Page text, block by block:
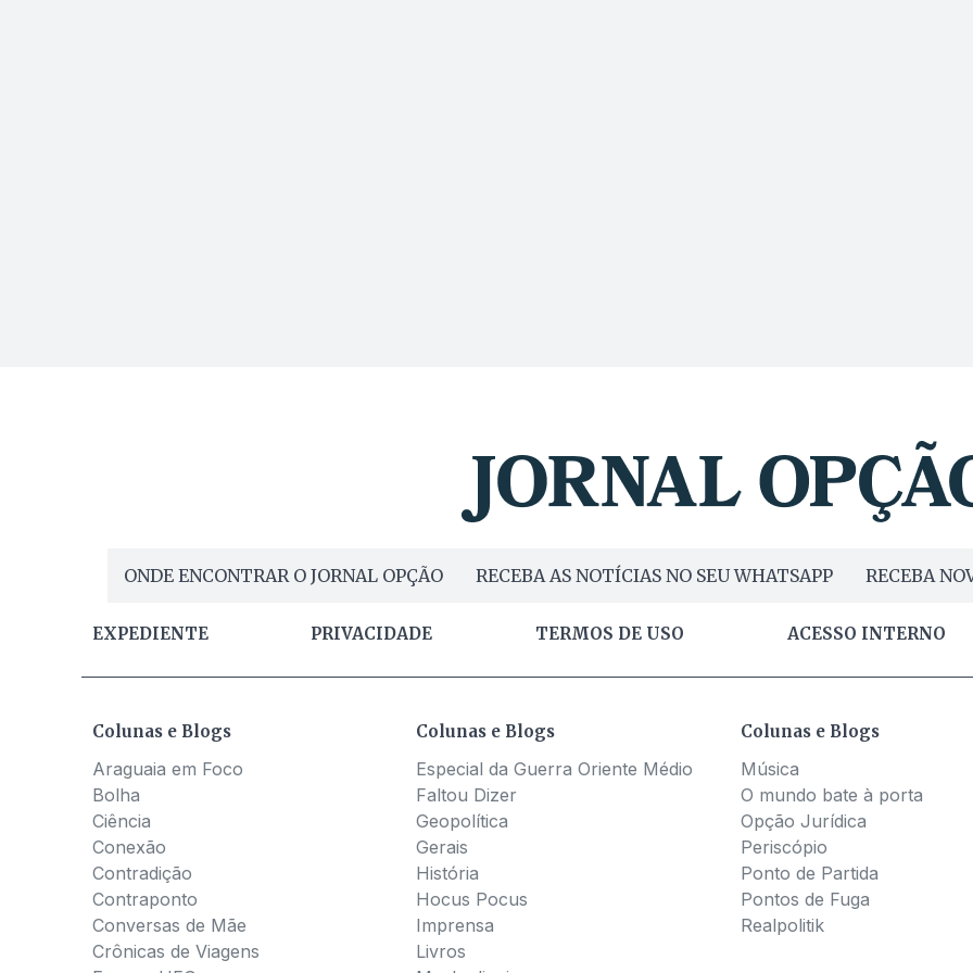
ONDE ENCONTRAR O JORNAL OPÇÃO RECEBA AS NOTÍCIAS NO SEU WHATSAPP RECEBA
EXPEDIENTE PRIVACIDADE TERMOS DE USO ACESSO INTERNO
Colunas e Blogs
Araguaia em Foco
Bolha
Ciência
Conexão
Contradição
Contraponto
Conversas de Mãe
Crônicas de Viagens
Colunas e Blogs
Especial da Guerra Oriente Médio
Faltou Dizer
Geopolítica
Gerais
História
Hocus Pocus
Imprensa
Livros
Colunas e Blogs
Música
O mundo bate à porta
Opção Jurídica
Periscópio
Ponto de Partida
Pontos de Fuga
Realpolitik